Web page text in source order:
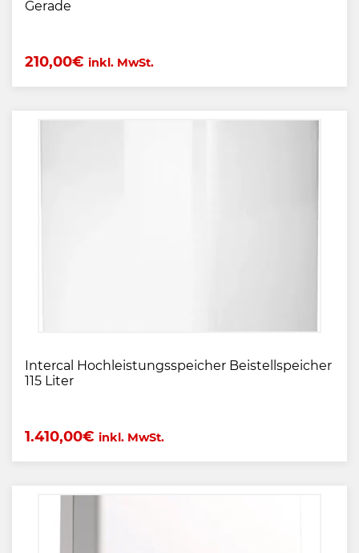
Gerade
210,00€ inkl. MwSt.
Intercal Hochleistungsspeicher Beistellspeicher
115 Liter
1.410,00€ inkl. MwSt.